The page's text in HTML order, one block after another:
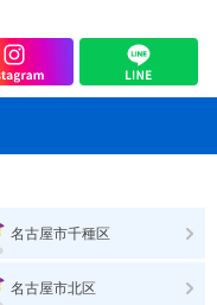
名古屋市千種区
名古屋市北区